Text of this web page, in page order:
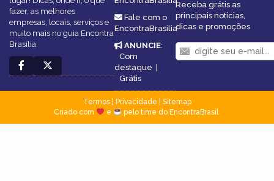
fazer, as melhores
empresas, locais, serviços e
muito mais no guia Encontra
Brasília.
Fale com o
EncontraBrasilia
ANUNCIE:
Com
destaque |
Grátis
Receba grátis as
principais notícias,
dicas e promoções
Termos| Privacidade
Sitemap
Criado com
e pelo time do EncontraBrasil